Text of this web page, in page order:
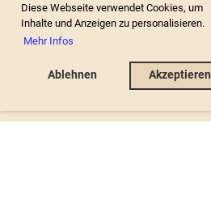
Diese Webseite verwendet Cookies, um
Inhalte und Anzeigen zu personalisieren.
Mehr Infos
Ablehnen Akzeptieren